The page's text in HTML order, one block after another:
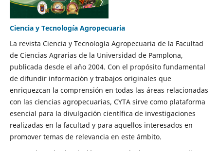
Ciencia y Tecnología Agropecuaria
La revista Ciencia y Tecnología Agropecuaria de la Facultad
de Ciencias Agrarias de la Universidad de Pamplona,
publicada desde el año 2004. Con el propósito fundamental
de difundir información y trabajos originales que
enriquezcan la comprensión en todas las áreas relacionadas
con las ciencias agropecuarias, CYTA sirve como plataforma
esencial para la divulgación científica de investigaciones
realizadas en la facultad y para aquellos interesados en
promover temas de relevancia en este ámbito.